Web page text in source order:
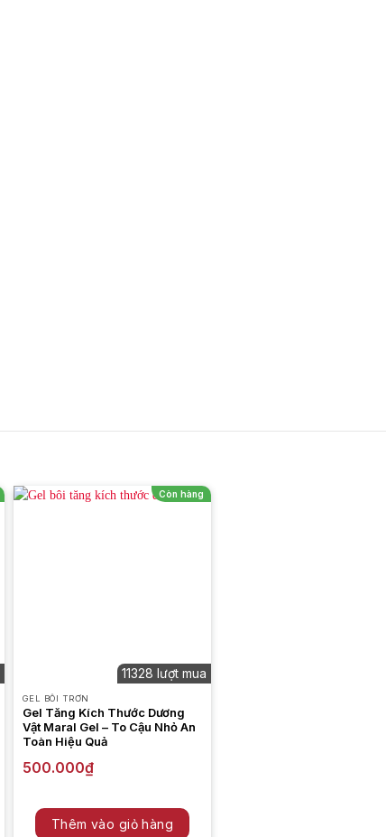
Còn hàng
11328 lượt mua
GEL BÔI TRƠN
Gel Tăng Kích Thước Dương
Vật Maral Gel – To Cậu Nhỏ An
Toàn Hiệu Quả
500.000₫
Thêm vào giỏ hàng